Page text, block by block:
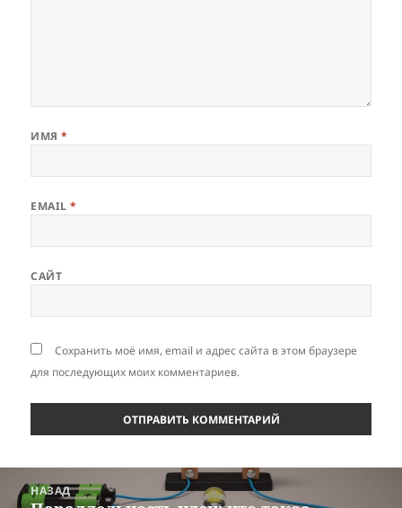
ИМЯ*
EMAIL*
САЙТ
Сохранить моё имя, email и адрес сайта в этом браузере
для последующих моих комментариев.
НАЗАД